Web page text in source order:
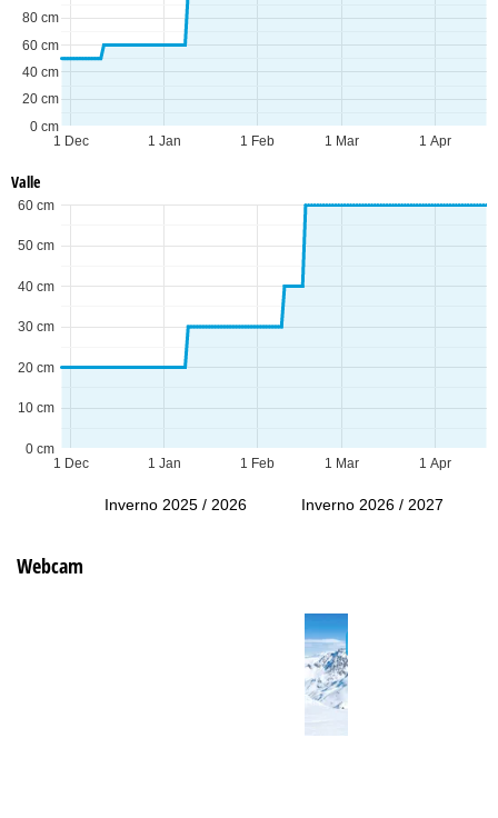
1 Dec 1 Jan 1 Feb 1 Mar 1 Apr
0 cm
20 cm
40 cm
60 cm
80 cm
Valle
1 Dec 1 Jan 1 Feb 1 Mar 1 Apr
0 cm
10 cm
20 cm
30 cm
40 cm
50 cm
60 cm
Inverno 2025 / 2026 Inverno 2026 / 2027
Webcam